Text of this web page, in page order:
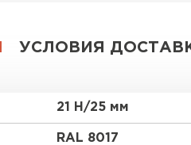
УСЛОВИЯ
21 Н/25 мм
RAL 8017